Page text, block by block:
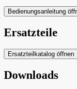
Bedienungsanleitung
Ersatzteile
Ersatzteilkatalog öffnen
Downloads